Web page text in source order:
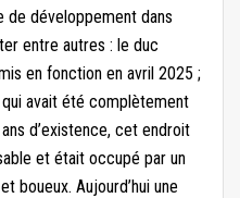
de développement dans
entre autres : le duc
en fonction en avril 2025 ;
qui avait été complètement
d’existence, cet endroit
et était occupé par un
boueux. Aujourd’hui une